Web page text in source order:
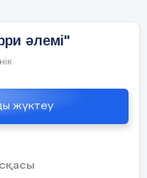
бөлім:
Жарайсыңдар,
сендерге осындай
ертегісін
балаларға өз
туралы
шолу.(Cұрақ-
тақырыпты
әлемі"
жүктеу